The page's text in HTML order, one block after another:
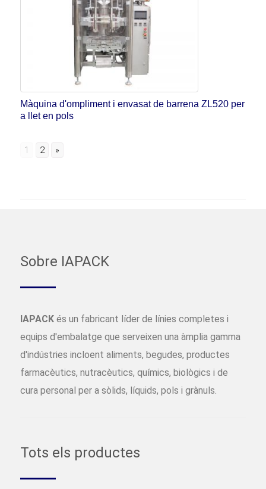
Màquina d'ompliment i envasat de barrena ZL520 per
a llet en pols
1 2 »
Sobre IAPACK
IAPACK és un fabricant líder de línies completes i
equips d'embalatge que serveixen una àmplia gamma
d'indústries incloent aliments, begudes, productes
farmacèutics, nutracèutics, químics, biològics i de
cura personal per a sòlids, líquids, pols i grànuls.
Tots els productes